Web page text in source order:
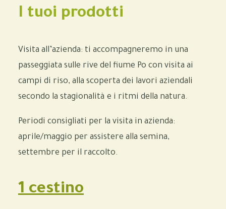
I tuoi prodotti
Visita all’azienda: ti accompagneremo in una
passeggiata sulle rive del fiume Po con visita ai
campi di riso, alla scoperta dei lavori aziendali
secondo la stagionalità e i ritmi della natura.
Periodi consigliati per la visita in azienda:
aprile/maggio per assistere alla semina,
settembre per il raccolto.
1 cestino